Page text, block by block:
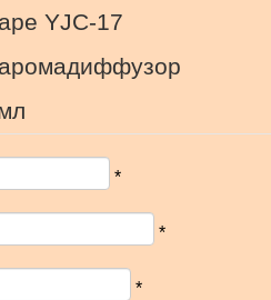
YJC-17
*
*
*